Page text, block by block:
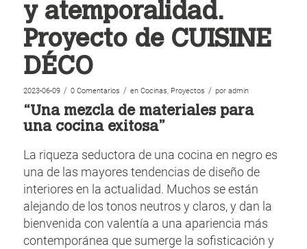
y atemporalidad.
Proyecto de CUISINE
DÉCO
2023-06-09 / 0 Comentarios / en Cocinas, Proyectos / por admin
“Una mezcla de materiales para
una cocina exitosa”
La riqueza seductora de una cocina en negro es
una de las mayores tendencias de diseño de
interiores en la actualidad. Muchos se están
alejando de los tonos neutros y claros, y dan la
bienvenida con valentía a una apariencia más
contemporánea que sumerge la sofisticación y